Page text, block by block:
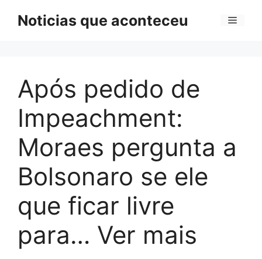
Noticias que aconteceu Menu
Após pedido de
Impeachment:
Moraes pergunta a
Bolsonaro se ele
que ficar livre
para… Ver mais